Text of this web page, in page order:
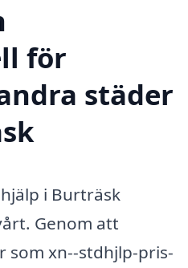
för
städer
i Burträsk
Genom att
som xn--stdhjlp-pris-